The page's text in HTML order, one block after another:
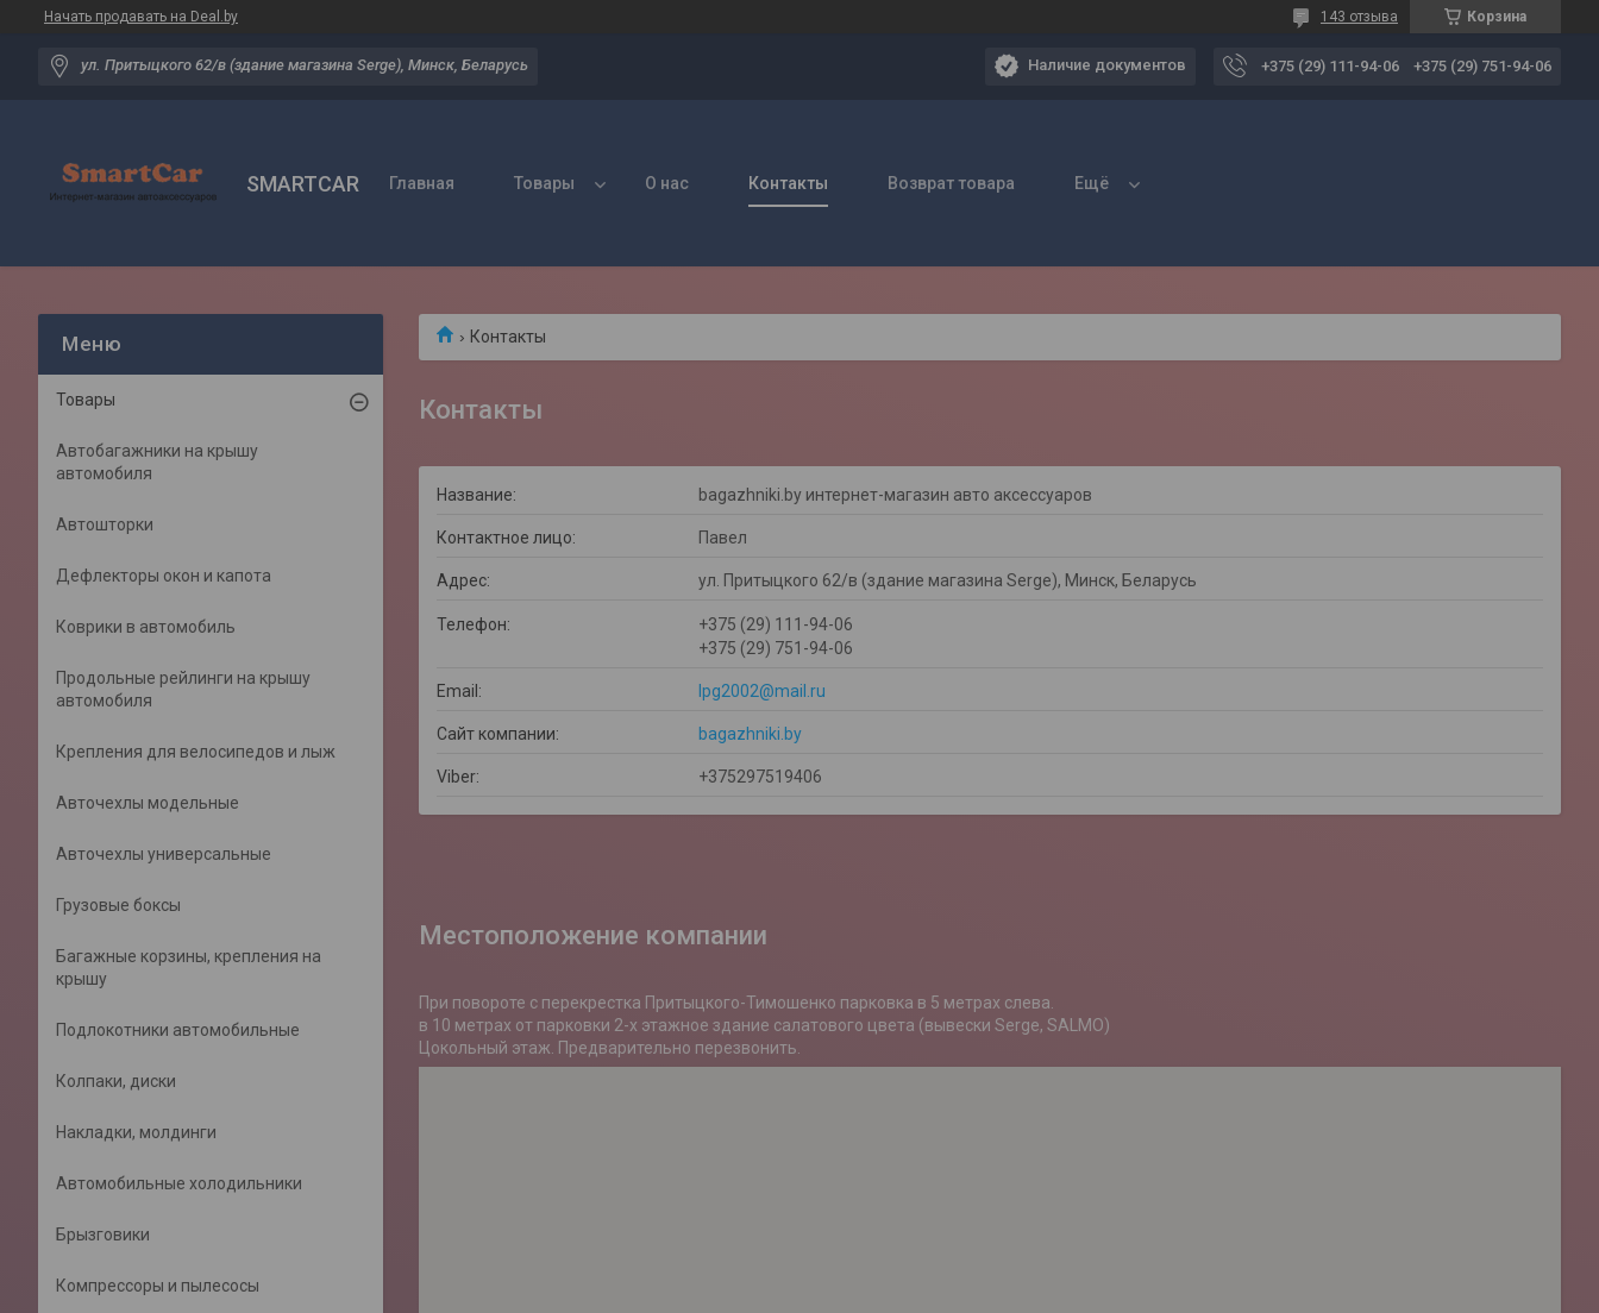
Начать продавать на Deal.by Корзина
143 отзыва
ул. Притыцкого 62/в (здание магазина Serge), Минск, Беларусь Наличие документов +375 (29) 111-94-06 +375 (29) 751-94-06
SMARTCAR Главная Товары О нас Контакты Возврат товара Ещё
Контакты
Контакты
bagazhniki.by интернет-магазин авто аксессуаров
Павел
ул. Притыцкого 62/в (здание магазина Serge), Минск, Беларусь
+375 (29) 111-94-06
+375 (29) 751-94-06
lpg2002@mail.ru
bagazhniki.by
+375297519406
Местоположение компании
При повороте с перекрестка Притыцкого-Тимошенко парковка в 5 метрах слева.
в 10 метрах от парковки 2-х этажное здание салатового цвета (вывески Serge, SALMO)
Цокольный этаж. Предварительно перезвонить.
Товары
Автобагажники на крышу
автомобиля
Автошторки
Дефлекторы окон и капота
Коврики в автомобиль
Продольные рейлинги на крышу
автомобиля
Крепления для велосипедов и лыж
Авточехлы модельные
Авточехлы универсальные
Грузовые боксы
Багажные корзины, крепления на
крышу
Подлокотники автомобильные
Колпаки, диски
Накладки, молдинги
Автомобильные холодильники
Брызговики
Компрессоры и пылесосы